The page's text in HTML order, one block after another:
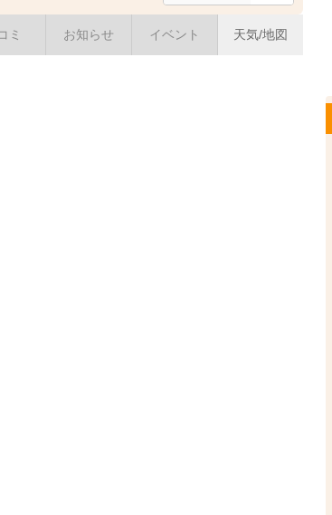
ミ お知らせ イベント 天気/地図